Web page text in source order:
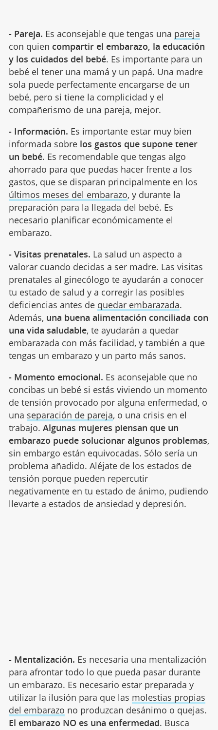
- Pareja. Es aconsejable que tengas una pareja
con quien compartir el embarazo, la educación
y los cuidados del bebé. Es importante para un
bebé el tener una mamá y un papá. Una madre
sola puede perfectamente encargarse de un
bebé, pero si tiene la complicidad y el
compañerismo de una pareja, mejor.
- Información. Es importante estar muy bien
informada sobre los gastos que supone tener
un bebé. Es recomendable que tengas algo
ahorrado para que puedas hacer frente a los
gastos, que se disparan principalmente en los
últimos meses del embarazo, y durante la
preparación para la llegada del bebé. Es
necesario planificar económicamente el
embarazo.
- Visitas prenatales. La salud un aspecto a
valorar cuando decidas a ser madre. Las visitas
prenatales al ginecólogo te ayudarán a conocer
tu estado de salud y a corregir las posibles
deficiencias antes de quedar embarazada.
Además, una buena alimentación conciliada con
una vida saludable, te ayudarán a quedar
embarazada con más facilidad, y también a que
tengas un embarazo y un parto más sanos.
- Momento emocional. Es aconsejable que no
concibas un bebé si estás viviendo un momento
de tensión provocado por alguna enfermedad, o
una separación de pareja, o una crisis en el
trabajo. Algunas mujeres piensan que un
embarazo puede solucionar algunos problemas,
sin embargo están equivocadas. Sólo sería un
problema añadido. Aléjate de los estados de
tensión porque pueden repercutir
negativamente en tu estado de ánimo, pudiendo
llevarte a estados de ansiedad y depresión.
- Mentalización. Es necesaria una mentalización
para afrontar todo lo que pueda pasar durante
un embarazo. Es necesario estar preparada y
utilizar la ilusión para que las molestias propias
del embarazo no produzcan desánimo o quejas.
El embarazo NO es una enfermedad. Busca